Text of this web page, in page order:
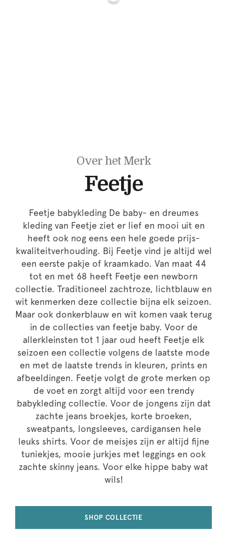
Over het Merk
Feetje
Feetje babykleding De baby- en dreumes
kleding van Feetje ziet er lief en mooi uit en
heeft ook nog eens een hele goede prijs-
kwaliteitverhouding. Bij Feetje vind je altijd wel
een eerste pakje of kraamkado. Van maat 44
tot en met 68 heeft Feetje een newborn
collectie. Traditioneel zachtroze, lichtblauw en
wit kenmerken deze collectie bijna elk seizoen.
Maar ook donkerblauw en wit komen vaak terug
in de collecties van feetje baby. Voor de
allerkleinsten tot 1 jaar oud heeft Feetje elk
seizoen een collectie volgens de laatste mode
en met de laatste trends in kleuren, prints en
afbeeldingen. Feetje volgt de grote merken op
de voet en zorgt altijd voor een trendy
babykleding collectie. Voor de jongens zijn dat
zachte jeans broekjes, korte broeken,
sweatpants, longsleeves, cardigansen hele
leuks shirts. Voor de meisjes zijn er altijd fijne
tuniekjes, mooie jurkjes met leggings en ook
zachte skinny jeans. Voor elke hippe baby wat
wils!
SHOP COLLECTIE